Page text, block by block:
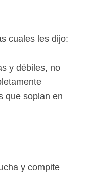
cuales les dijo:
y débiles, no
que soplan en
y compite